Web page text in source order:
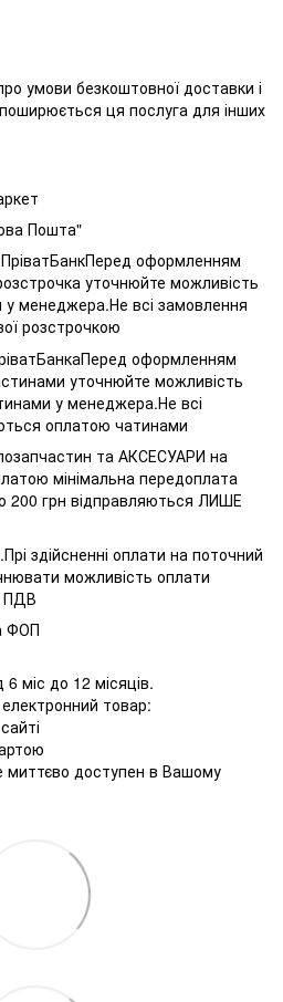
умови безкоштовної доставки і
поширюється ця послуга для інших
Пошта"
оформленням
уточнюйте можливість
менеджера.Не всі замовлення
розстрочкою
оформленням
уточнюйте можливість
у менеджера.Не всі
оплатою чатинами
та АКСЕСУАРИ на
мінімальна передоплата
200 грн відправляються ЛИШЕ
здійсненні оплати на поточний
можливість оплати
ПДВ
ФОП
6 міс до 12 місяців.
товар:
миттєво доступен в Вашому